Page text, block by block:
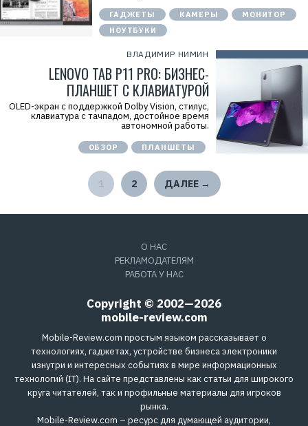
ГАДЖЕТЫ КАМЕРЫ
МОНИТОР
НОУТБУКИ
ВЛАДИМИР НИМИН
LENOVO TAB P11 PRO: БИЗНЕС-
ПЛАНШЕТ С КЛАВИАТУРОЙ
OLED-экран с поддержкой Dolby Vision, стилус,
клавиатура с тачпадом, достойное время
автономной работы.
ОБЗОР ПЛАНШЕТЫ
2 ДАЛЕЕ →
О НАС
РЕКЛАМОДАТЕЛЯМ
РАБОТА У НАС
Copyright © 2002—2026
mobile-review.com
Mobile-Review.com простым языком рассказывает о
технологиях, гаджетах, устройстве бизнеса электроники
изнутри и интересных событиях в мире информационных
технологий (IT). На сайте представлены как статьи для широкого
круга читателей, так и профильные материалы для игроков
рынка.
Mobile-Review.com – ресурс для думающей аудитории,